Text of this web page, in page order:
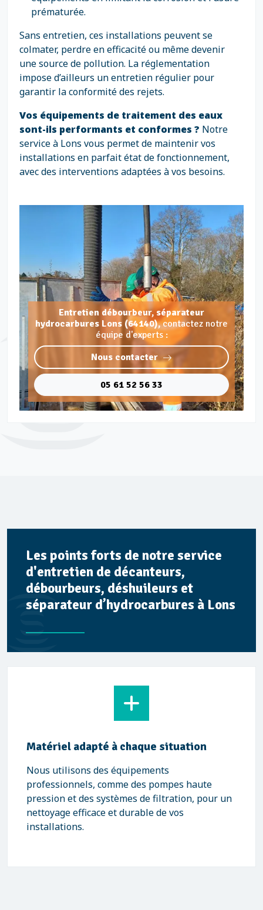
prématurée.
Sans entretien, ces installations peuvent se
colmater, perdre en efficacité ou même devenir
une source de pollution. La réglementation
impose d’ailleurs un entretien régulier pour
garantir la conformité des rejets.
Vos équipements de traitement des eaux
sont-ils performants et conformes ? Notre
service à Lons vous permet de maintenir vos
installations en parfait état de fonctionnement,
avec des interventions adaptées à vos besoins.
Entretien débourbeur, séparateur
hydrocarbures Lons (64140),contactez notre
équipe d'experts :
Nous contacter
05 61 52 56 33
Les points forts de notre service
d'entretien de décanteurs,
débourbeurs, déshuileurs et
séparateur d’hydrocarbures à Lons
Matériel adapté à chaque situation
Nous utilisons des équipements
professionnels, comme des pompes haute
pression et des systèmes de filtration, pour un
nettoyage efficace et durable de vos
installations.